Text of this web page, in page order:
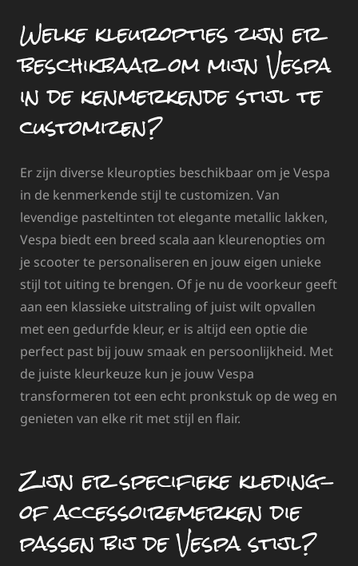
Welke kleuropties zijn er
beschikbaar om mijn Vespa
in de kenmerkende stijl te
customizen?
Er zijn diverse kleuropties beschikbaar om je Vespa
in de kenmerkende stijl te customizen. Van
levendige pasteltinten tot elegante metallic lakken,
Vespa biedt een breed scala aan kleurenopties om
je scooter te personaliseren en jouw eigen unieke
stijl tot uiting te brengen. Of je nu de voorkeur geeft
aan een klassieke uitstraling of juist wilt opvallen
met een gedurfde kleur, er is altijd een optie die
perfect past bij jouw smaak en persoonlijkheid. Met
de juiste kleurkeuze kun je jouw Vespa
transformeren tot een echt pronkstuk op de weg en
genieten van elke rit met stijl en flair.
Zijn er specifieke kleding-
of accessoiremerken die
passen bij de Vespa stijl?